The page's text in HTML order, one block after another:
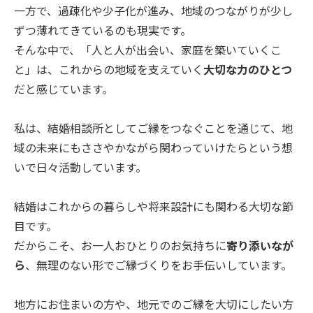
一方で、過疎化や少子化が進み、地域のつながりが少し
ずつ薄れてきているのも現実です。
そんな中で、「人と人が出会い、家庭を築いていくこ
と」は、これからの地域を支えていく 大切な力のひとつ
だと感じています。
私は、結婚相談所としてご縁をつなぐことを通じて、地
域の未来にもささやかながら関わっていけたらという想
いで日々活動しています。
結婚はこれからの暮らしや将来設計にも関わる大切な節
目です。
だからこそ、お一人おひとりのお気持ちに寄り添いなが
ら、無理のない形でご縁づくりをお手伝いしています。
地方にお住まいの方や、地元でのご縁を大切にしたい方